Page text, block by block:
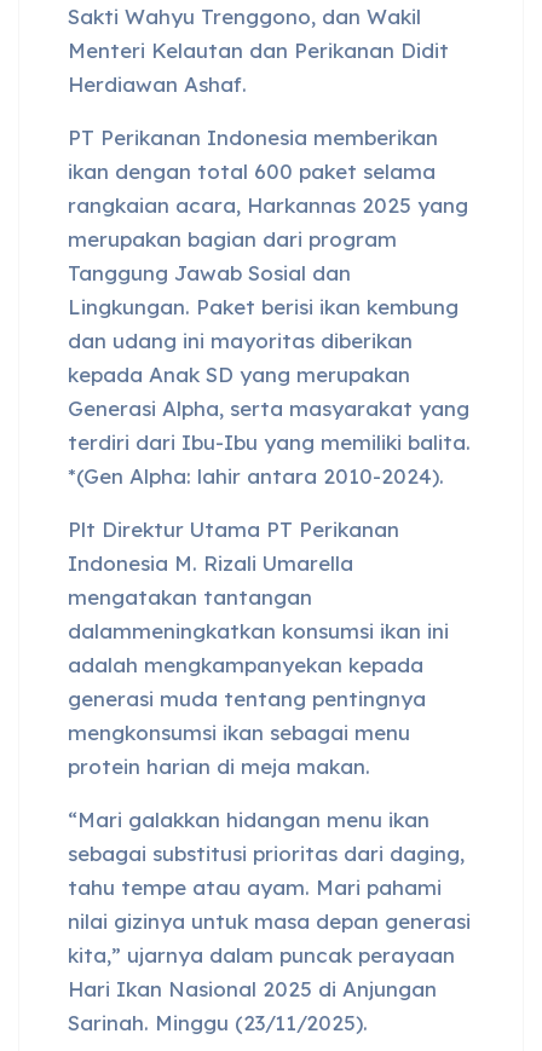
Sakti Wahyu Trenggono, dan Wakil
Menteri Kelautan dan Perikanan Didit
Herdiawan Ashaf.
PT Perikanan Indonesia memberikan
ikan dengan total 600 paket selama
rangkaian acara, Harkannas 2025 yang
merupakan bagian dari program
Tanggung Jawab Sosial dan
Lingkungan. Paket berisi ikan kembung
dan udang ini mayoritas diberikan
kepada Anak SD yang merupakan
Generasi Alpha, serta masyarakat yang
terdiri dari Ibu-Ibu yang memiliki balita.
*(Gen Alpha: lahir antara 2010-2024).
Plt Direktur Utama PT Perikanan
Indonesia M. Rizali Umarella
mengatakan tantangan
dalammeningkatkan konsumsi ikan ini
adalah mengkampanyekan kepada
generasi muda tentang pentingnya
mengkonsumsi ikan sebagai menu
protein harian di meja makan.
“Mari galakkan hidangan menu ikan
sebagai substitusi prioritas dari daging,
tahu tempe atau ayam. Mari pahami
nilai gizinya untuk masa depan generasi
kita,” ujarnya dalam puncak perayaan
Hari Ikan Nasional 2025 di Anjungan
Sarinah. Minggu (23/11/2025).